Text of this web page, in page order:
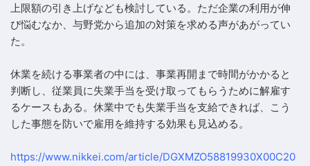
上限額の引き上げなども検討している。ただ企業の利用が伸
び悩むなか、与野党から追加の対策を求める声があがってい
た。
休業を続ける事業者の中には、事業再開まで時間がかかると
判断し、従業員に失業手当を受け取ってもらうために解雇す
るケースもある。休業中でも失業手当を支給できれば、こう
した事態を防いで雇用を維持する効果も見込める。
https://www.nikkei.com/article/DGXMZO58819930X00C20